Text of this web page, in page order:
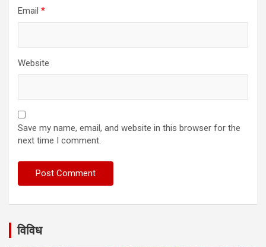
Email *
Website
Save my name, email, and website in this browser for the
next time I comment.
विविध